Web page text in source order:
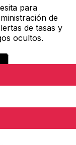
para
de
de tasas y
ocultos.